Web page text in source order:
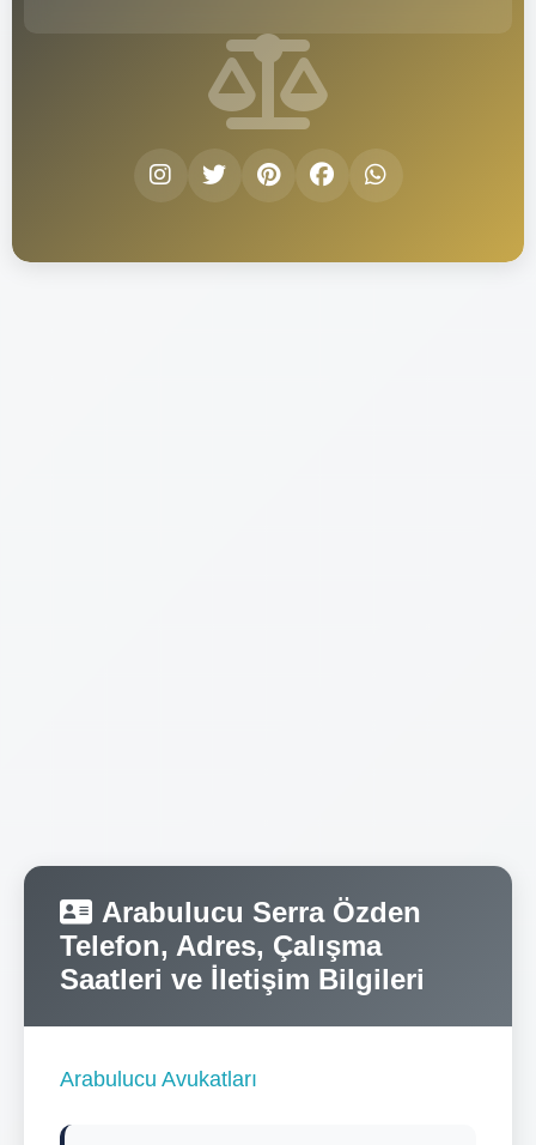
Arabulucu Serra Özden
Telefon, Adres, Çalışma
Saatleri ve İletişim Bilgileri
Arabulucu Avukatları